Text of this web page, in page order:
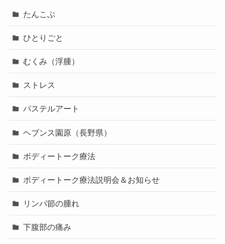
たんこぶ
ひとりごと
むくみ（浮腫）
ストレス
パステルアート
ヘブンス園原（長野県）
ボディートーク療法
ボディートーク療法説明会＆お知らせ
リンパ節の腫れ
下腹部の痛み